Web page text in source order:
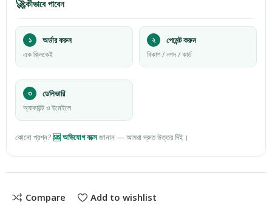
🚀কীভাবে পাবেন
১ অর্ডার করুন
এক ক্লিকেই
২ পেমেন্ট করুন
বিকাশ / নগদ / কার্ড
৩ ডেলিভারি
অ্যাকাউন্ট ও ইমেইলে
কোনো প্রশ্ন?🆘 অভিযোগ বক্সেজানান — আমরা দ্রুত উত্তর দিই।
Compare Add to wishlist